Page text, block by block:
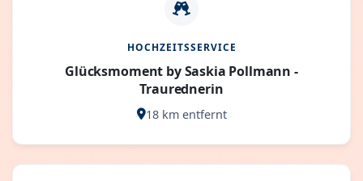
HOCHZEITSSERVICE
Glücksmoment by Saskia Pollmann -
Traurednerin
18 km entfernt